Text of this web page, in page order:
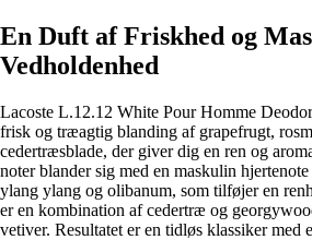
En Duft af Friskhed og
Vedholdenhed
Lacoste L.12.12 White Pour Homme
frisk og træagtig blanding af grapefrugt,
cedertræsblade, der giver dig en ren og
noter blander sig med en maskulin
ylang ylang og olibanum, som tilføjer en
er en kombination af cedertræ og
vetiver. Resultatet er en tidløs klassiker med